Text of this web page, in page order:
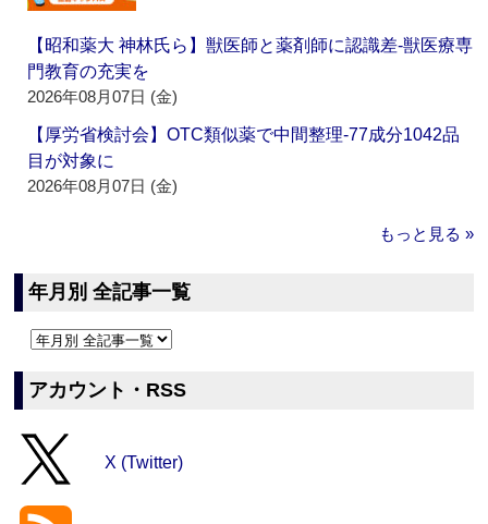
【昭和薬大 神林氏ら】獣医師と薬剤師に認識差‐獣医療専
門教育の充実を
2026年08月07日 (金)
【厚労省検討会】OTC類似薬で中間整理‐77成分1042品
目が対象に
2026年08月07日 (金)
もっと見る »
年月別 全記事一覧
アカウント・RSS
X (Twitter)